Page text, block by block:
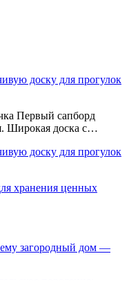
доску для прогулок
Первый сапборд
Широкая доска с…
доску для прогулок
хранения ценных
загородный дом —